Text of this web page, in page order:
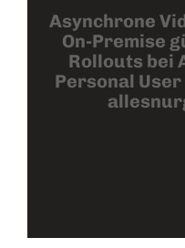
Asynchrone
On-Premise
Rollouts bei
Personal